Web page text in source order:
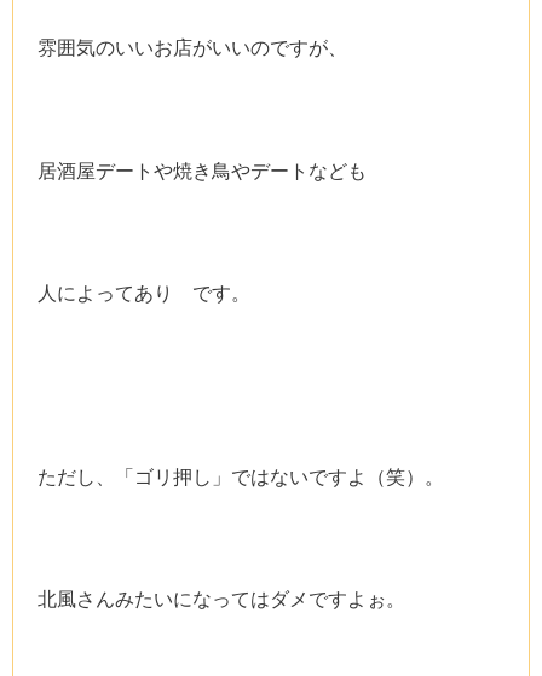
雰囲気のいいお店がいいのですが、
居酒屋デートや焼き鳥やデートなども
人によってあり です。
ただし、「ゴリ押し」ではないですよ（笑）。
北風さんみたいになってはダメですよぉ。